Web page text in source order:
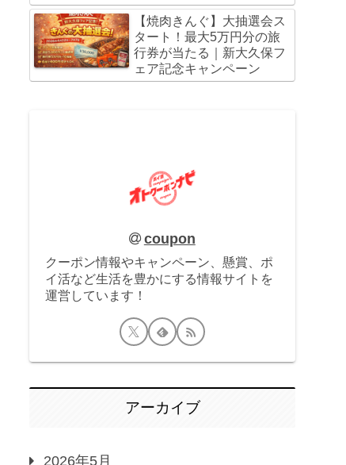
【焼肉きんぐ】大抽選会ス
タート！最大5万円分の旅
行券が当たる｜新大久保フ
ェア記念キャンペーン
coupon
クーポン情報やキャンペーン、懸賞、ポ
イ活など生活を豊かにする情報サイトを
運営しています！
アーカイブ
2026年5月